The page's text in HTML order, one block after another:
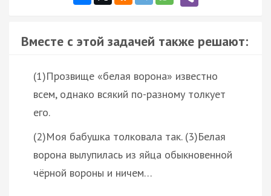
Вместе с этой задачей также решают:
(1)Прозвище «белая ворона» известно
всем, однако всякий по-разному толкует
его.
(2)Моя бабушка толковала так. (3)Белая
ворона вылупилась из яйца обыкновенной
чёрной вороны и ничем…